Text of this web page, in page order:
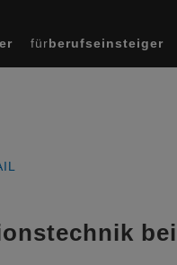
fürberufseinsteiger
bei